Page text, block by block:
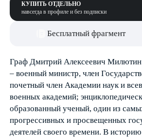
КУПИТЬ ОТДЕЛЬНО
навсегда в профиле и без подписки
Бесплатный фрагмент
Граф Дмитрий Алексеевич
– военный министр, член
почетный член Академии наук и
военных академий;
образованный ученый, один из
прогрессивных и просвещенных
деятелей своего времени. В